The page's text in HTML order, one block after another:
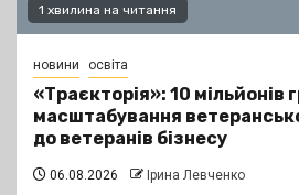
1 хвилина на читання
новини освіта
«Траєкторія»: 10 мільйонів
масштабування
до ветеранів бізнесу
06.08.2026 Ірина Левченко